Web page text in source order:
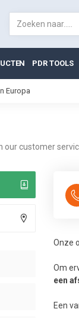
PDR TOOLS
Europa
our customer
Onze
Om
een
Een